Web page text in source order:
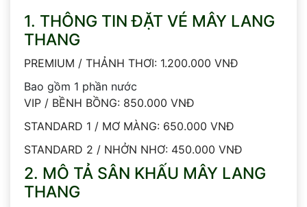
1. THÔNG TIN ĐẶT VÉ MÂY LANG
THANG
PREMIUM / THẢNH THƠI: 1.200.000 VNĐ
Bao gồm 1 phần nước
VIP / BỀNH BỒNG: 850.000 VNĐ
STANDARD 1 / MƠ MÀNG: 650.000 VNĐ
STANDARD 2 / NHỞN NHƠ: 450.000 VNĐ
2. MÔ TẢ SÂN KHẤU MÂY LANG
THANG